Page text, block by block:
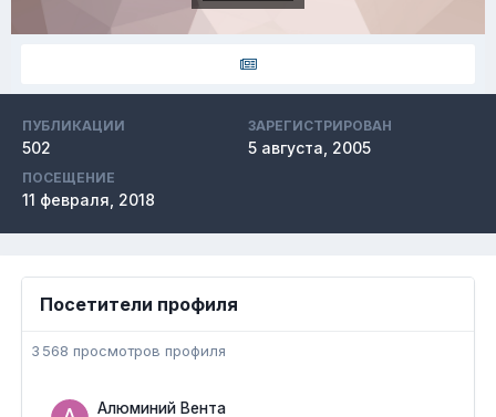
ПУБЛИКАЦИИ
502
ЗАРЕГИСТРИРОВАН
5 августа, 2005
ПОСЕЩЕНИЕ
11 февраля, 2018
Посетители профиля
3 568 просмотров профиля
Алюминий Вента